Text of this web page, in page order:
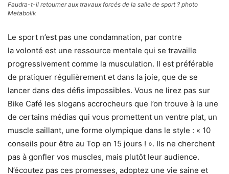
Faudra-t-il retourner aux travaux forcés de la salle de sport ? photo
Metabolik
Le sport n’est pas une condamnation, par contre
la volonté est une ressource mentale qui se travaille
progressivement comme la musculation. Il est préférable
de pratiquer régulièrement et dans la joie, que de se
lancer dans des défis impossibles. Vous ne lirez pas sur
Bike Café les slogans accrocheurs que l’on trouve à la une
de certains médias qui vous promettent un ventre plat, un
muscle saillant, une forme olympique dans le style : « 10
conseils pour être au Top en 15 jours ! ». Ils ne cherchent
pas à gonfler vos muscles, mais plutôt leur audience.
N’écoutez pas ces promesses, adoptez une vie saine et